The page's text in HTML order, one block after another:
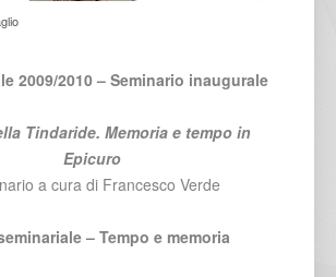
2009/2010 – Seminario inaugurale
Tindaride. Memoria e tempo in
Epicuro
a cura di Francesco Verde
– Tempo e memoria